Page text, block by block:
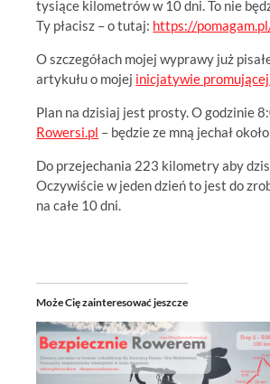
tysiące kilometrów w 10 dni. To nie
Ty płacisz – o tutaj: https://
O szczegółach mojej wyprawy już
artykułu o mojej inicjatywie
Plan na dzisiaj jest prosty. O godzinie
Rowersi.pl – będzie ze mną jechał
Do przejechania 223 kilometry aby
Oczywiście w jeden dzień to jest do
na całe 10 dni.
Może Cię zainteresować jeszcze